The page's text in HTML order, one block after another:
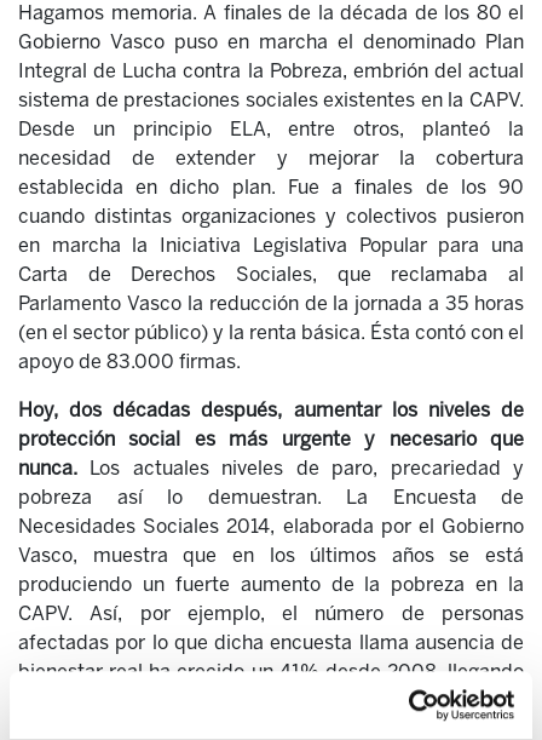
Hagamos memoria. A finales de la década de los 80 el
Gobierno Vasco puso en marcha el denominado Plan
Integral de Lucha contra la Pobreza, embrión del actual
sistema de prestaciones sociales existentes en la CAPV.
Desde un principio ELA, entre otros, planteó la
necesidad de extender y mejorar la cobertura
establecida en dicho plan. Fue a finales de los 90
cuando distintas organizaciones y colectivos pusieron
en marcha la Iniciativa Legislativa Popular para una
Carta de Derechos Sociales, que reclamaba al
Parlamento Vasco la reducción de la jornada a 35 horas
(en el sector público) y la renta básica. Ésta contó con el
apoyo de 83.000 firmas.
Hoy, dos décadas después, aumentar los niveles de
protección social es más urgente y necesario que
nunca. Los actuales niveles de paro, precariedad y
pobreza así lo demuestran. La Encuesta de
Necesidades Sociales 2014, elaborada por el Gobierno
Vasco, muestra que en los últimos años se está
produciendo un fuerte aumento de la pobreza en la
CAPV. Así, por ejemplo, el número de personas
afectadas por lo que dicha encuesta llama ausencia de
bienestar real ha crecido un 41% desde 2008, llegando
en 2014 a 248.000 personas, el 11,5% de la población.
Cada vez hay más personas necesitadas excluidas del